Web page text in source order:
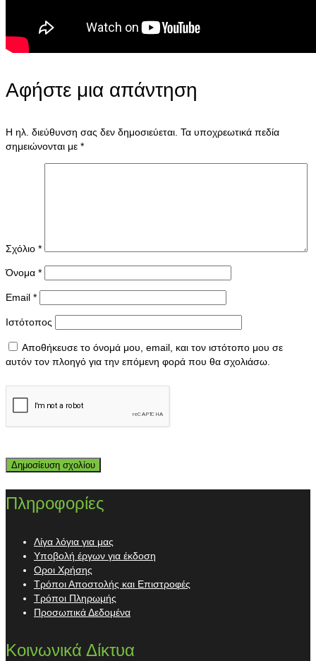
Αφήστε μια απάντηση
Η ηλ. διεύθυνση σας δεν δημοσιεύεται. Τα υποχρεωτικά πεδία
σημειώνονται με *
Σχόλιο *
Όνομα *
Email *
Ιστότοπος
Αποθήκευσε το όνομά μου, email, και τον ιστότοπο μου σε
αυτόν τον πλοηγό για την επόμενη φορά που θα σχολιάσω.
Πληροφορίες
Λίγα λόγια για μας
Υποβολή έργων για έκδοση
Οροι Χρήσης
Τρόποι Αποστολής και Επιστροφές
Τρόποι Πληρωμής
Προσωπικά Δεδομένα
Κοινωνικά Δίκτυα